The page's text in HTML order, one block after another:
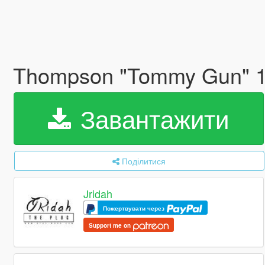
Thompson "Tommy Gun"
Завантажити
Поділитися
Jridah
Пожертвувати через
Support me on